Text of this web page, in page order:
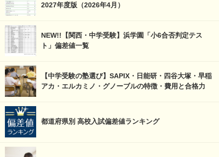
2027年度版（2026年4月）
NEW!!【関西・中学受験】浜学園「小6合否判定テス
ト」偏差値一覧
【中学受験の塾選び】SAPIX・日能研・四谷大塚・早稲
アカ・エルカミノ・グノーブルの特徴・費用と合格力
都道府県別 高校入試偏差値ランキング